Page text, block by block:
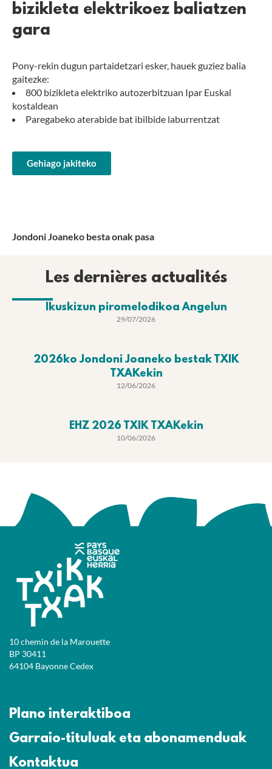
bizikleta elektrikoez baliatzen
gara
Pony-rekin dugun partaidetzari esker, hauek guziez balia
gaitezke:
800 bizikleta elektriko autozerbitzuan Ipar Euskal
kostaldean
Paregabeko aterabide bat ibilbide laburrentzat
Gehiago jakiteko
Jondoni Joaneko besta onak pasa
Les dernières actualités
Ikuskizun piromelodikoa Angelun
29/07/2026
2026ko Jondoni Joaneko bestak TXIK
TXAKekin
12/06/2026
EHZ 2026 TXIK TXAKekin
10/06/2026
10 chemin de la Marouette
BP 30411
64104 Bayonne Cedex
Plano interaktiboa
Garraio-tituluak eta abonamenduak
Kontaktua